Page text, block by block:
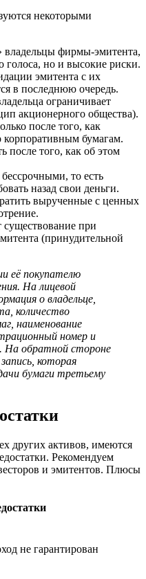
некоторыми
фирмы-эмитента,
голоса, но и высокие риски.
эмитента с их
в последнюю очередь.
ограничивает
акционерного общества).
после того, как
корпоративным бумагам.
того, как об этом
то есть
назад свои деньги.
вырученные с ценных
существование при
(принудительной
её покупателю
На лицевой
о владельце,
количество
наименование
номер и
На обратной стороне
которая
бумаги третьему
других активов, имеются
Рекомендуем
и эмитентов. Плюсы
не гарантирован